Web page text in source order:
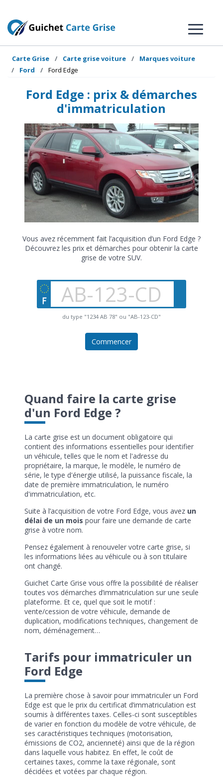
Carte Grise Carte grise voiture
Marques voiture
Ford
Ford Edge
Ford Edge : prix & démarches
d'immatriculation
Vous avez récemment fait l’acquisition d’un Ford Edge ?
Découvrez les prix et démarches pour obtenir la carte
grise de votre SUV.
du type "1234 AB 78" ou "AB-123-CD"
Commencer
Quand faire la carte grise
d'un Ford Edge ?
La carte grise est un document obligatoire qui
contient des informations essentielles pour identifier
un véhicule, telles que le nom et l'adresse du
propriétaire, la marque, le modèle, le numéro de
série, le type d'énergie utilisé, la puissance fiscale, la
date de première immatriculation, le numéro
d'immatriculation, etc.
Suite à l’acquisition de votre Ford Edge, vous avez un
délai de un mois pour faire une demande de carte
grise à votre nom.
Pensez également à renouveler votre carte grise, si
les informations liées au véhicule ou à son titulaire
ont changé.
Guichet Carte Grise vous offre la possibilité de réaliser
toutes vos démarches d’immatriculation sur une seule
plateforme. Et ce, quel que soit le motif :
vente/cession de votre véhicule, demande de
duplication, modifications techniques, changement de
nom, déménagement…
Tarifs pour immatriculer un
Ford Edge
La première chose à savoir pour immatriculer un Ford
Edge est que le prix du certificat d’immatriculation est
soumis à différentes taxes. Celles-ci sont susceptibles
de varier en fonction du modèle de votre véhicule, de
ses caractéristiques techniques (motorisation,
émissions de CO2, ancienneté) ainsi que de la région
dans laquelle vous habitez. En effet, le coût de
certaines taxes, comme la taxe régionale, sont
décidées et votées par chaque région.